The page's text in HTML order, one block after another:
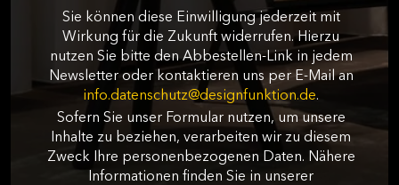
Sie können diese Einwilligung jederzeit mit
Wirkung für die Zukunft widerrufen. Hierzu
nutzen Sie bitte den Abbestellen-Link in jedem
Newsletter oder kontaktieren uns per E-Mail an
info.datenschutz@designfunktion.de.
Sofern Sie unser Formular nutzen, um unsere
Inhalte zu beziehen, verarbeiten wir zu diesem
Zweck Ihre personenbezogenen Daten. Nähere
Informationen finden Sie in unserer